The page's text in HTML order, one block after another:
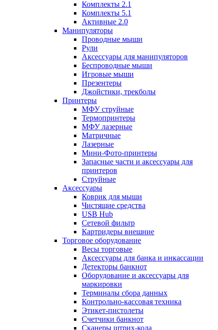
Комплекты 2.1
Комплекты 5.1
Активные 2.0
Манипуляторы
Проводные мыши
Рули
Аксессуары для манипуляторов
Беспроводные мыши
Игровые мыши
Презентеры
Джойстики, трекболы
Принтеры
МФУ струйные
Термопринтеры
МФУ лазерные
Матричные
Лазерные
Мини-Фото-принтеры
Запасные части и аксессуары для
принтеров
Струйные
Аксессуары
Коврик для мыши
Чистящие средства
USB Hub
Сетевой фильтр
Картридеры внешние
Торговое оборудование
Весы торговые
Аксессуары для банка и инкассации
Детекторы банкнот
Оборудование и аксессуары для
маркировки
Терминалы сбора данных
Контрольно-кассовая техника
Этикет-пистолеты
Счетчики банкнот
Сканеры штрих-кода